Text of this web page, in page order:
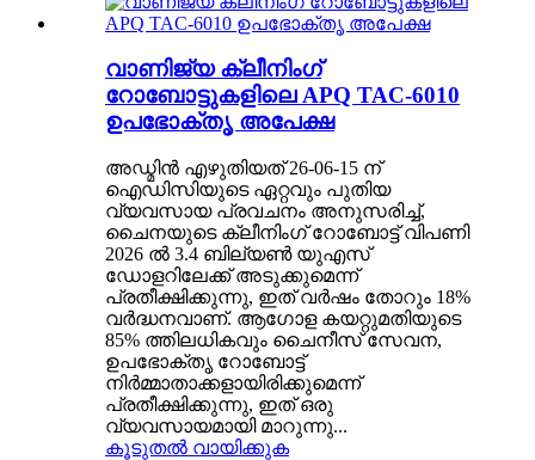
വാണിജ്യ ക്ലീനിംഗ്
റോബോട്ടുകളിലെ APQ TAC-6010
ഉപഭോക്തൃ അപേക്ഷ
അഡ്മിൻ എഴുതിയത് 26-06-15 ന്
ഐഡിസിയുടെ ഏറ്റവും പുതിയ
വ്യവസായ പ്രവചനം അനുസരിച്ച്,
ചൈനയുടെ ക്ലീനിംഗ് റോബോട്ട് വിപണി
2026 ൽ 3.4 ബില്യൺ യുഎസ്
ഡോളറിലേക്ക് അടുക്കുമെന്ന്
പ്രതീക്ഷിക്കുന്നു, ഇത് വർഷം തോറും 18%
വർദ്ധനവാണ്. ആഗോള കയറ്റുമതിയുടെ
85% ത്തിലധികവും ചൈനീസ് സേവന,
ഉപഭോക്തൃ റോബോട്ട്
നിർമ്മാതാക്കളായിരിക്കുമെന്ന്
പ്രതീക്ഷിക്കുന്നു, ഇത് ഒരു
വ്യവസായമായി മാറുന്നു...
കൂടുതൽ വായിക്കുക